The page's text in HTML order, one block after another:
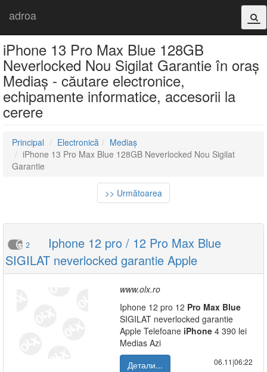
adroa
iPhone 13 Pro Max Blue 128GB
Neverlocked Nou Sigilat Garantie în oraș
Mediaș - căutare electronice,
echipamente informatice, accesorii la
cerere
Principal Electronică
Mediaș
iPhone 13 Pro Max Blue 128GB Neverlocked Nou Sigilat
Garantie
>> Următoarea
2
Iphone 12 pro / 12 Pro Max Blue
SIGILAT neverlocked garantie Apple
www.olx.ro
Iphone 12 pro 12 Pro Max Blue
SIGILAT neverlocked garantie
Apple Telefoane iPhone 4 390 lei
Medias Azi
Детали...
06.11|06:22